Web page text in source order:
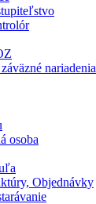
nariadenia
osoba
Objednávky